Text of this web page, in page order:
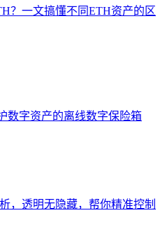
？一文搞懂不同ETH资产的区
数字资产的离线数字保险箱
，透明无隐藏，帮你精准控制